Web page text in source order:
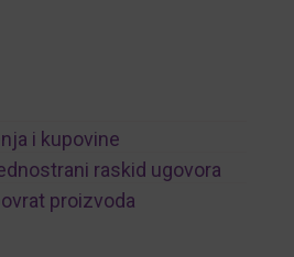
i kupovine
raskid ugovora
proizvoda